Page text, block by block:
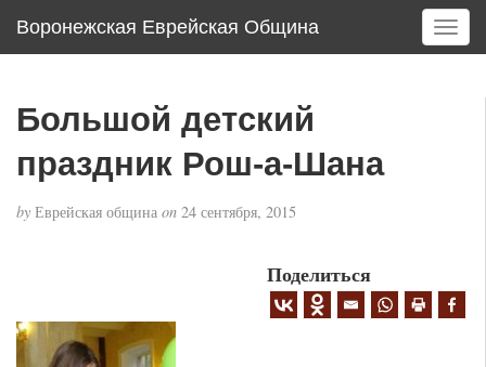
Воронежская Еврейская Община
T
o
a
t
Большой детский
праздник Рош-а-Шана
by Еврейская община on 24 сентября, 2015
Поделиться